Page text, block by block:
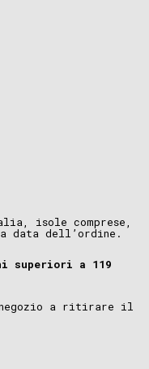
isole comprese,
data dell’ordine.
superiori a 119
a ritirare il